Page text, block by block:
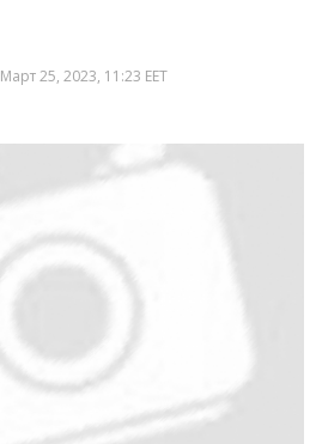
Март 25, 2023, 11:23 EET